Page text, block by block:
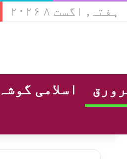
ہفتہ, اگست ۸ ۲۰۲۶
اسلامی گوشہ